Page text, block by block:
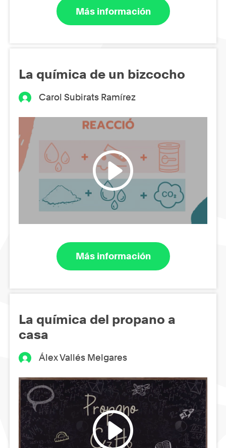
Más información
La química de un bizcocho
Carol Subirats Ramírez
Más información
La química del propano a
casa
Álex Vallés Melgares